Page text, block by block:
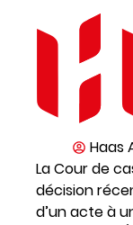
Haas
La Cour de
décision
d’un acte à